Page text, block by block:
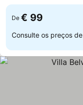
De € 99
Consulte os preços de